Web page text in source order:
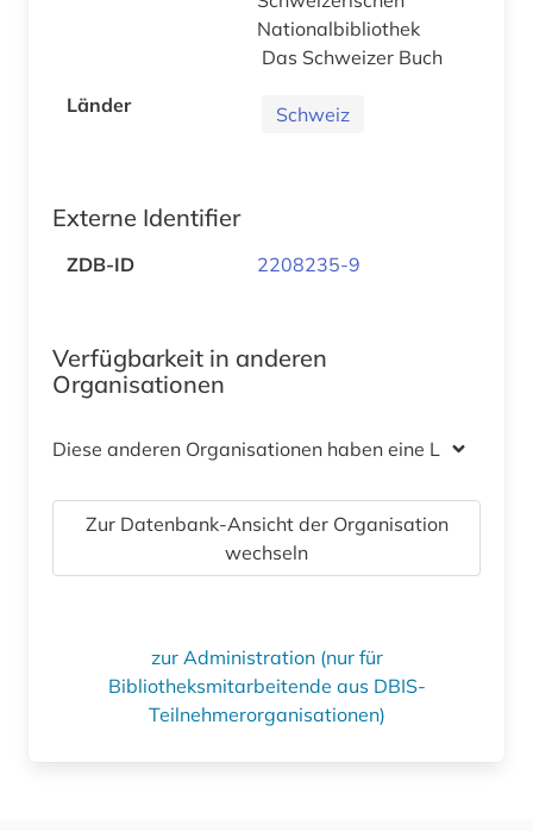
Nationalbibliothek
Das Schweizer Buch
Länder
Schweiz
Externe Identifier
ZDB-ID 2208235-9
Verfügbarkeit in anderen
Organisationen
Diese anderen Organisationen haben eine Lizenz
Zur Datenbank-Ansicht der Organisation
wechseln
zur Administration (nur für
Bibliotheksmitarbeitende aus DBIS-
Teilnehmerorganisationen)